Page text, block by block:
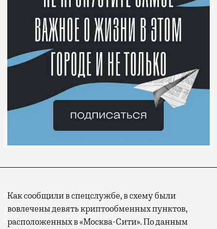
Как сообщили в спецслужбе, в схему были
вовлечены девять криптообменных пунктов,
расположенных в «Москва-Сити». По данным